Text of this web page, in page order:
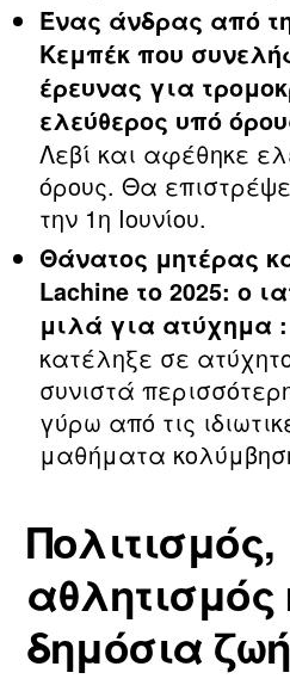
Ένας άνδρας από
Κεμπέκ που
έρευνας για
ελεύθερος υπό
Λεβί και αφέθηκε
όρους. Θα
την 1η Ιουνίου.
Θάνατος μητέρας
Lachine το 2025: ο
μιλά για ατύχημα :
κατέληξε σε
συνιστά
γύρω από τις
μαθήματα
Πολιτισμός,
αθλητισμός
δημόσια ζωή